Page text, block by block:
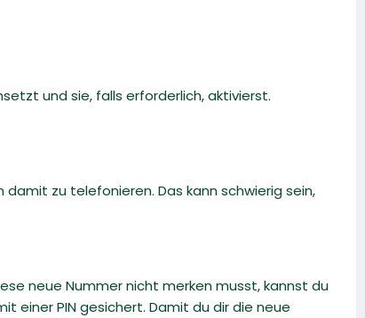
und sie, falls erforderlich, aktivierst.
zu telefonieren. Das kann schwierig sein,
neue Nummer nicht merken musst, kannst du
einer PIN gesichert. Damit du dir die neue